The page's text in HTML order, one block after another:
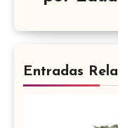
Entradas